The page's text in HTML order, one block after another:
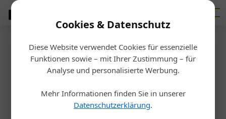
Cookies & Datenschutz
Diese Website verwendet Cookies für essenzielle
Funktionen sowie – mit Ihrer Zustimmung – für
Analyse und personalisierte Werbung.
Mehr Informationen finden Sie in unserer
Datenschutzerklärung.
Startseite /Markt
OÖ Handwerkspreis
Handwerk trifft Kunst
Redaktion Tischler Journal 11.11.2024, 10:42 Uhr